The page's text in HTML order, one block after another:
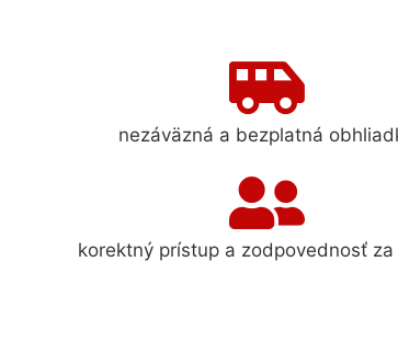
nezáväzná a bezplatná
korektný prístup a zodpovednosť